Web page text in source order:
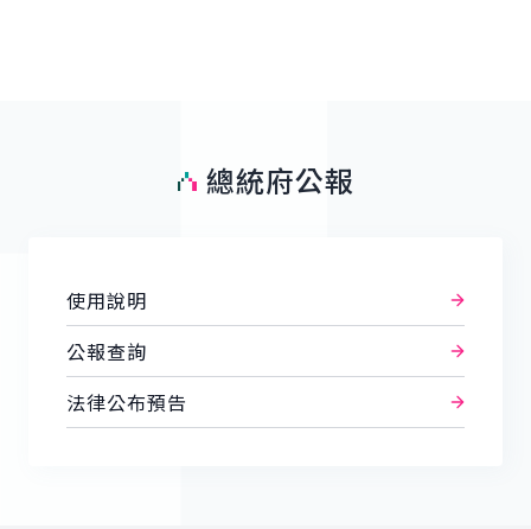
總統府公報
使用說明
公報查詢
法律公布預告